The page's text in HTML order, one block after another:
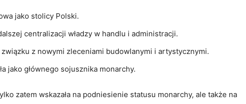
⁤jako stolicy Polski.
centralizacji władzy w handlu i administracji.
z nowymi zleceniami budowlanymi i artystycznymi.
jako⁤ głównego ⁣sojusznika monarchy.
zatem wskazała na ⁢podniesienie ‍statusu monarchy, ale także‌ na​